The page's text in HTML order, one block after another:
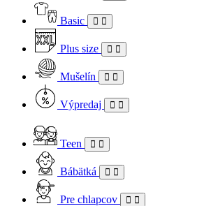
Basic
Plus size
Mušelín
Výpredaj
Teen
Bábätká
Pre chlapcov